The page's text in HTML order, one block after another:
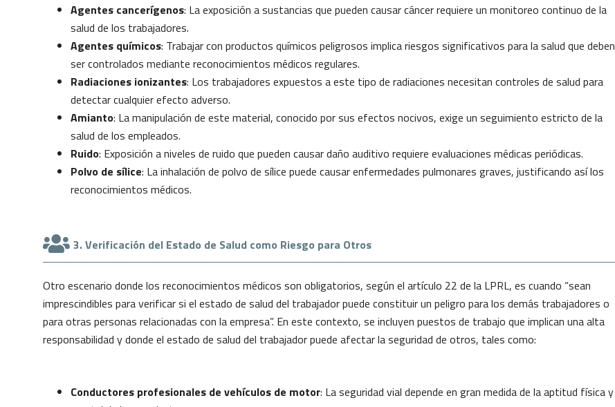
Agentes cancerígenos: La exposición a sustancias que pueden causar cáncer requiere un monitoreo continuo de la
salud de los trabajadores.
Agentes químicos: Trabajar con productos químicos peligrosos implica riesgos significativos para la salud que deben
ser controlados mediante reconocimientos médicos regulares.
Radiaciones ionizantes: Los trabajadores expuestos a este tipo de radiaciones necesitan controles de salud para
detectar cualquier efecto adverso.
Amianto: La manipulación de este material, conocido por sus efectos nocivos, exige un seguimiento estricto de la
salud de los empleados.
Ruido: Exposición a niveles de ruido que pueden causar daño auditivo requiere evaluaciones médicas periódicas.
Polvo de sílice: La inhalación de polvo de sílice puede causar enfermedades pulmonares graves, justificando así los
reconocimientos médicos.
3. Verificación del Estado de Salud como Riesgo para Otros
Otro escenario donde los reconocimientos médicos son obligatorios, según el artículo 22 de la LPRL, es cuando “sean
imprescindibles para verificar si el estado de salud del trabajador puede constituir un peligro para los demás trabajadores o
para otras personas relacionadas con la empresa”. En este contexto, se incluyen puestos de trabajo que implican una alta
responsabilidad y donde el estado de salud del trabajador puede afectar la seguridad de otros, tales como:
Conductores profesionales de vehículos de motor: La seguridad vial depende en gran medida de la aptitud física y